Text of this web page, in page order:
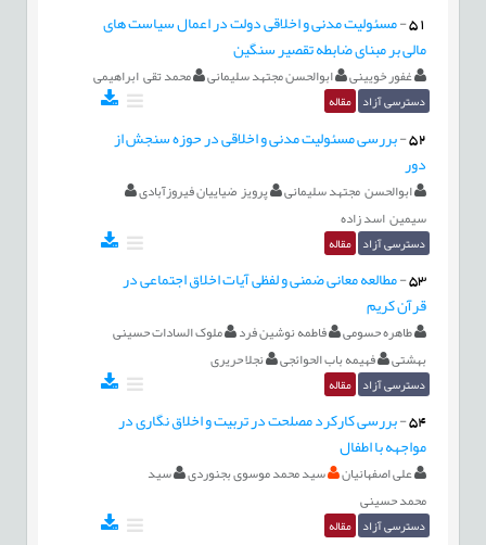
51
-مسئولیت مدنی و اخلاقی دولت در اعمال سیاست های
مالی بر مبنای ضابطه تقصیر سنگین
غفور خویینی ابوالحسن مجتهد سلیمانی محمد تقی ابراهیمی
دسترسی آزاد مقاله
52
-بررسی مسئولیت مدنی و اخلاقی در حوزه سنجش از
دور
ابوالحسن مجتهد سلیمانی پرویز ضیاییان فیروزآبادی
سیمین اسد زاده
دسترسی آزاد مقاله
53
-مطالعه معانی ضمنی و لفظی آیات اخلاق اجتماعی در
قرآن کریم
طاهره حسومی فاطمه نوشین فرد
ملوک السادات حسینی
بهشتی
فهیمه باب الحوائجی نجلا حریری
دسترسی آزاد مقاله
54
-بررسی کارکرد مصلحت در تربیت و اخلاق نگاری در
مواجهه با اطفال
علی اصفهانیان سید محمد موسوی بجنوردی
سید
محمد حسینی
دسترسی آزاد مقاله